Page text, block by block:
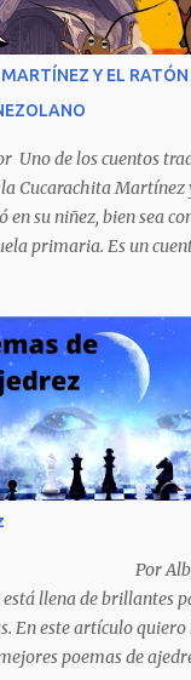
presuntos autores
e indicios
del poder judicial y
Y EL RATÓN
Uno de los cuentos
Cucarachita Martínez
en su niñez, bien sea
primaria. Es un
mucho tiempo, una
barriendo el zaguán
brillaba, se sorprendió
un mediecito
de quien sería,
el bolsillo y siguió
en comprar una
pensó en un carro
manejar (conducir)
y...llena de brillantes
En este artículo quiero
poemas de